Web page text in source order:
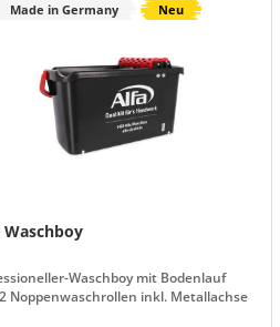
Made in Germany Neu
Waschboy mit Bodenlauf
Noppenwaschrollen inkl. Metallachse